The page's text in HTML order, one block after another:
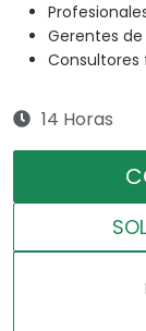
Gerentes
Consultores
14 Horas